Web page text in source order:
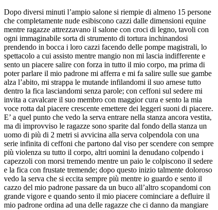
Dopo diversi minuti l’ampio salone si riempie di almeno 15 persone
che completamente nude esibiscono cazzi dalle dimensioni equine
mentre ragazze attrezzavano il salone con croci di legno, tavoli con
ogni immaginabile sorta di strumento di tortura inchinandosi
prendendo in bocca i loro cazzi facendo delle pompe magistrali, lo
spettacolo a cui assisto mentre mangio non mi lascia indifferente e
sento un piacere salire con forza in tutto il mio corpo, ma prima di
poter parlare il mio padrone mi afferra e mi fa salire sulle sue gambe
alza l’abito, mi strappa le mutande infilandomi il suo arnese tutto
dentro la fica lasciandomi senza parole; con ceffoni sul sedere mi
invita a cavalcare il suo membro con maggior cura e sento la mia
voce rotta dal piacere crescente emettere dei leggeri suoni di piacere.
E’ a quel punto che vedo la serva entrare nella stanza ancora vestita,
ma di improvviso le ragazze sono sparite dal fondo della stanza un
uomo di più di 2 metri si avvicina alla serva colpendola con una
serie infinita di ceffoni che partono dal viso per scendere con sempre
più violenza su tutto il corpo, altri uomini la denudano colpendo i
capezzoli con morsi tremendo mentre un paio le colpiscono il sedere
e la fica con frustate tremende; dopo questo inizio talmente doloroso
vedo la serva che si eccita sempre più mentre io guardo e sento il
cazzo del mio padrone passare da un buco all’altro scopandomi con
grande vigore e quando sento il mio piacere cominciare a defluire il
mio padrone ordina ad una delle ragazze che ci danno da mangiare